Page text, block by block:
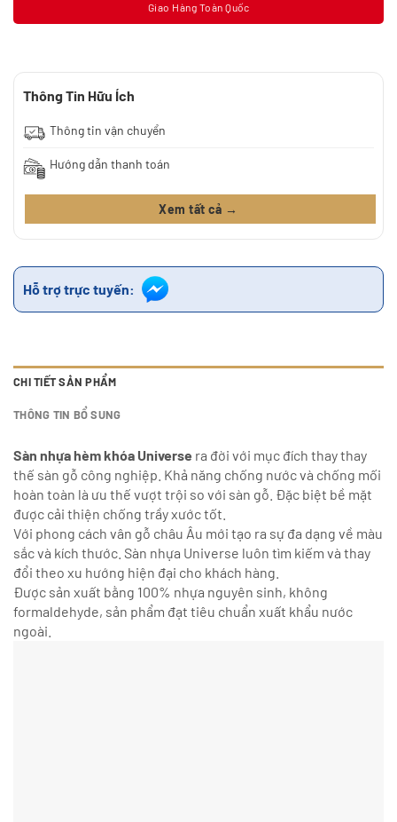
Giao Hàng Toàn Quốc
Thông Tin Hữu Ích
Thông tin vận chuyển
Hướng dẫn thanh toán
Xem tất cả →
Hỗ trợ trực tuyến:
CHI TIẾT SẢN PHẨM
THÔNG TIN BỔ SUNG
Sàn nhựa hèm khóa Universe ra đời với mục đích thay thay
thế sàn gỗ công nghiệp. Khả năng chống nước và chống mối
hoàn toàn là ưu thế vượt trội so với sàn gỗ. Đặc biệt bề mặt
được cải thiện chống trầy xước tốt.
Với phong cách vân gỗ châu Âu mới tạo ra sự đa dạng về màu
sắc và kích thước. Sàn nhựa Universe luôn tìm kiếm và thay
đổi theo xu hướng hiện đại cho khách hàng.
Được sản xuất bằng 100% nhựa nguyên sinh, không
formaldehyde, sản phẩm đạt tiêu chuẩn xuất khẩu nước
ngoài.